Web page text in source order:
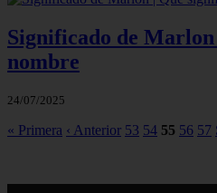
Significado de
nombre
24/07/2025
« Primera ‹ Anterior 53 54 55 56 57